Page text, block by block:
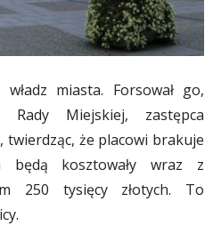
miasta. Forsował go,
Rady Miejskiej, zastępca
twierdząc, że placowi brakuje
będą kosztowały wraz z
250 tysięcy złotych. To